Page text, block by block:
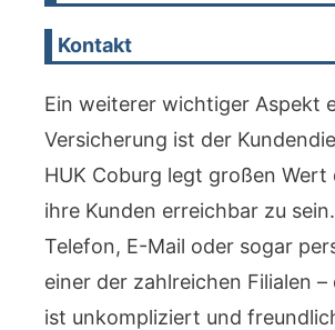
Kontakt
Ein weiterer wichtiger Aspekt
Versicherung ist der
HUK Coburg legt großen Wert
ihre Kunden erreichbar zu
Telefon, E-Mail oder sogar
einer der zahlreichen Filialen
ist unkompliziert und